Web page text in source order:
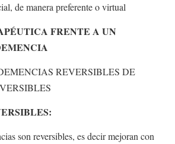
de manera preferente o virtual
FRENTE A UN
REVERSIBLES DE
son reversibles, es decir mejoran con